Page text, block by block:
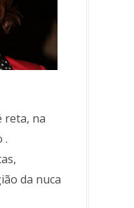
reta, na
.
da nuca